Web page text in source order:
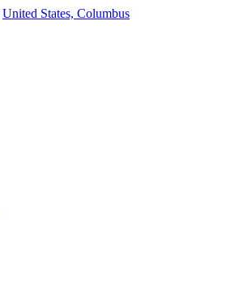
United States, Columbus